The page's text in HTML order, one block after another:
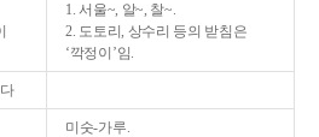
1. 서울~, 알~, 찰~.
2. 도토리, 상수리 등의 받침은
‘깍정이’임.
미숫-가루.